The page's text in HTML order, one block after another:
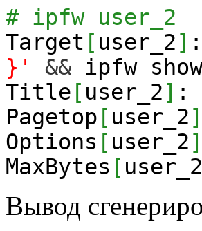
# ipfw user_2
Target [ user_2]
}'
&& ipfw
Title [ user_2] :
Pagetop [ user_2]
Options [ user_2]
MaxBytes [ user_2
Вывод